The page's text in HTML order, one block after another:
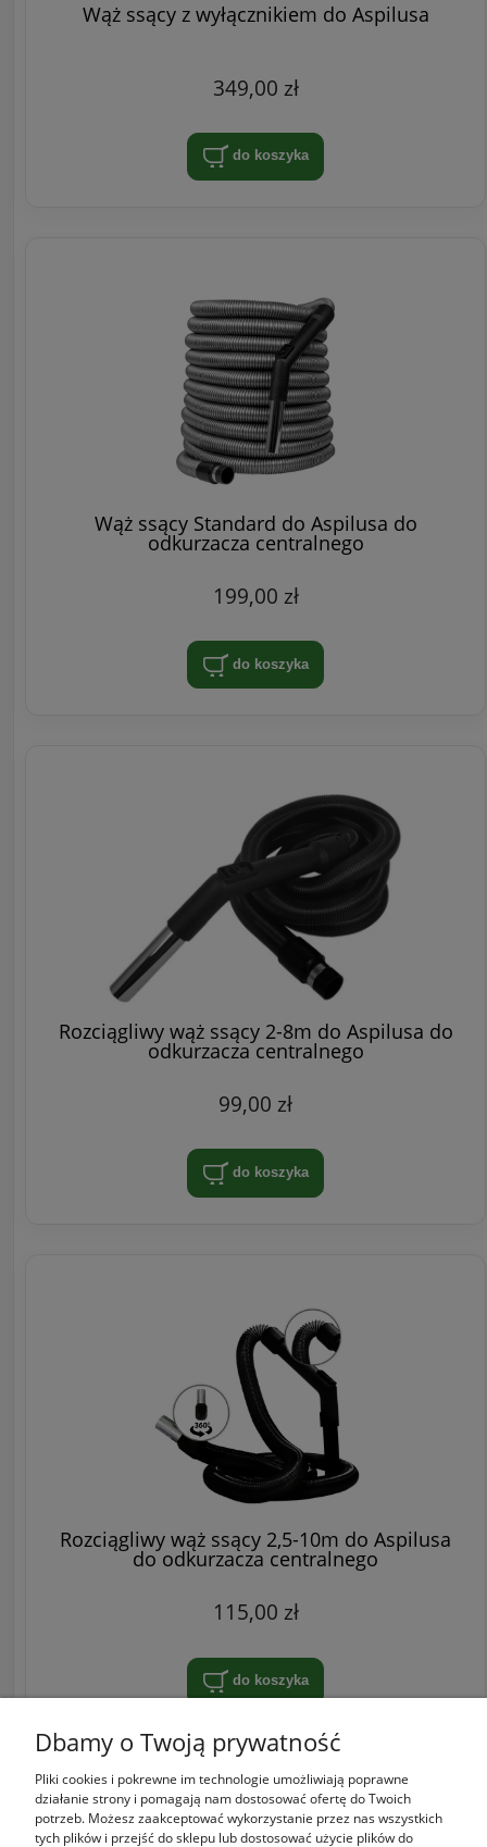
Wąż ssący z wyłącznikiem do Aspilusa
349,00 zł
do koszyka
Wąż ssący Standard do Aspilusa do
odkurzacza centralnego
199,00 zł
do koszyka
Rozciągliwy wąż ssący 2-8m do Aspilusa do
odkurzacza centralnego
99,00 zł
do koszyka
Rozciągliwy wąż ssący 2,5-10m do Aspilusa
do odkurzacza centralnego
115,00 zł
do koszyka
Zakupy
Dbamy o Twoją prywatność
Pliki cookies i pokrewne im technologie umożliwiają poprawne
działanie strony i pomagają nam dostosować ofertę do Twoich
potrzeb. Możesz zaakceptować wykorzystanie przez nas wszystkich
tych plików i przejść do sklepu lub dostosować użycie plików do